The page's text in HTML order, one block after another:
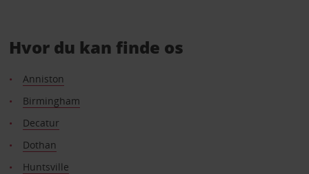
Hvor du kan finde os
Anniston
Birmingham
Decatur
Dothan
Huntsville